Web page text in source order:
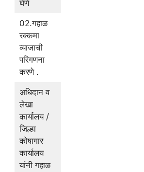
घेणे
02.गहाळ
रक्कमा
व्याजाची
परिगणना
करणे .
अधिदान व
लेखा
कार्यालय /
जिल्हा
कोषागार
कार्यालय
यांनी गहाळ